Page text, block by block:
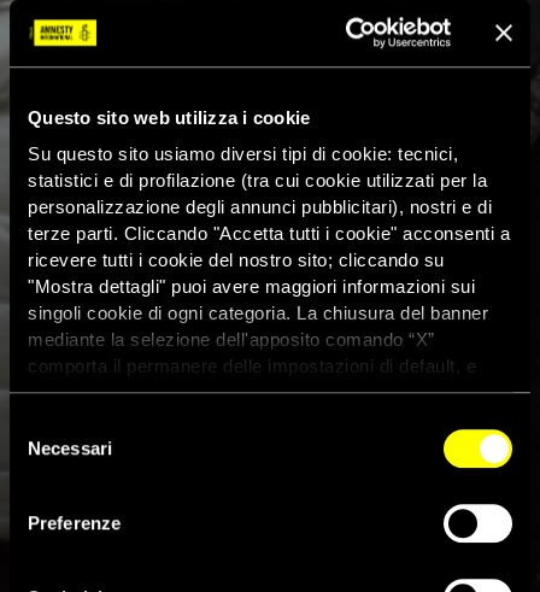
Questo sito web utilizza i cookie
Su questo sito usiamo diversi tipi di cookie: tecnici,
statistici e di profilazione (tra cui cookie utilizzati per la
personalizzazione degli annunci pubblicitari), nostri e di
terze parti. Cliccando "Accetta tutti i cookie" acconsenti a
ricevere tutti i cookie del nostro sito; cliccando su
"Mostra dettagli" puoi avere maggiori informazioni sui
singoli cookie di ogni categoria. La chiusura del banner
mediante la selezione dell'apposito comando “X”
comporta il permanere delle impostazioni di default, e
dunque la continuazione della navigazione con i cookie
dei cookie attivi sul sito clicca
delNecessari
Preferenze
Il Patto europeo sulla
migrazione riduce la protezione